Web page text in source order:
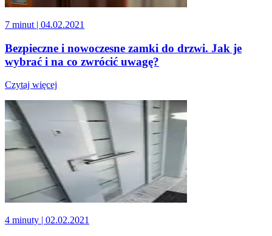
7 minut | 04.02.2021
Bezpieczne i nowoczesne zamki do drzwi. Jak je
wybrać i na co zwrócić uwagę?
Czytaj więcej
4 minuty | 02.02.2021